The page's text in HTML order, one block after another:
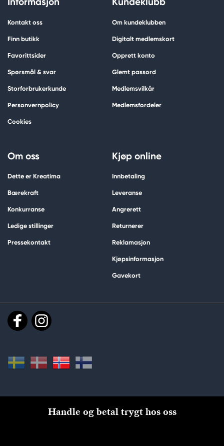
Kontakt oss
Finn butikk
Favorittsider
Spørsmål & svar
Storforbrukerkunde
Personvernpolicy
Cookies
Om kundeklubben
Digitalt medlemskort
Opprett konto
Glemt passord
Medlemsvilkår
Medlemsfordeler
Om oss
Dette er Kreatima
Bærekraft
Konkurranse
Ledige stillinger
Pressekontakt
Kjøp online
Innbetaling
Leveranse
Angrerett
Returnerer
Reklamasjon
Kjøpsinformasjon
Gavekort
Handle og betal trygt hos oss